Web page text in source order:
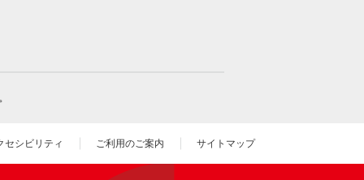
セシビリティ ご利用のご案内 サイトマップ